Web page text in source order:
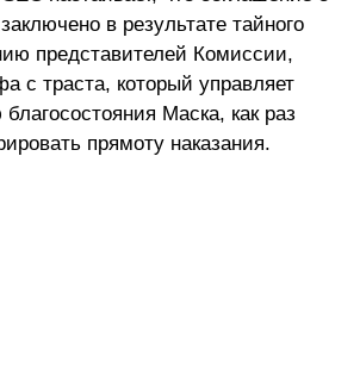
в результате тайного
представителей Комиссии,
с траста, который управляет
Маска, как раз
прямоту наказания.